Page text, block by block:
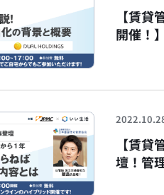
【賃
開催！
【賃
壇！管